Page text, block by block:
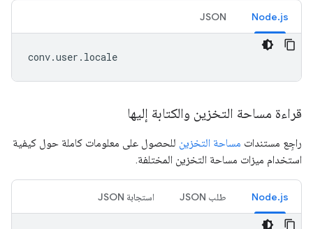
Node.js
JSON
conv.user . locale
قراءة مساحة التخزين والكتابة إليها
راجِع مستندات مساحة التخزين للحصول على معلومات كاملة حول كيفية
استخدام ميزات مساحة التخزين المختلفة.
Node.js طلب JSON استجابة JSON